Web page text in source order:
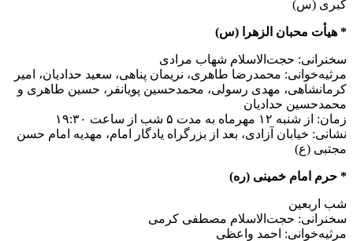
کبری (س)
* هیأت محبان الزهرا (س)
سخنرانی: حجت‌الاسلام شهاب مرادی
مرثیه‌خوانی: محمدرضا طاهری، نریمان پناهی، سعید حدادیان، امیر
کرمانشاهی، مهدی رسولی، محمدحسین پویانفر، حسین طاهری و
محمدحسین حدادیان
زمان: از شنبه ۱۲ مهرماه به مدت ۵ شب از ساعت ۱۹:۳۰
نشانی: خیابان آزادی، بعد از بزرگراه یادگار امام، مهدیه امام حسن
مجتبی (ع)
* حرم امام خمینی (ره)
شب اربعین
سخنرانی: حجت‌الاسلام مصطفی کرمی
مرثیه‌خوانی: احمد واعظی